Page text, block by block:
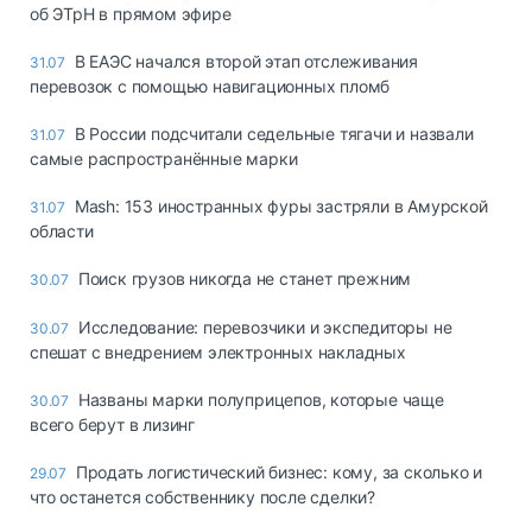
об ЭТрН в прямом эфире
31.07
В ЕАЭС начался второй этап отслеживания
перевозок с помощью навигационных пломб
31.07
В России подсчитали седельные тягачи и назвали
самые распространённые марки
31.07
Mash: 153 иностранных фуры застряли в Амурской
области
30.07 Поиск грузов никогда не станет прежним
30.07
Исследование: перевозчики и экспедиторы не
спешат с внедрением электронных накладных
30.07
Названы марки полуприцепов, которые чаще
всего берут в лизинг
29.07
Продать логистический бизнес: кому, за сколько и
что останется собственнику после сделки?